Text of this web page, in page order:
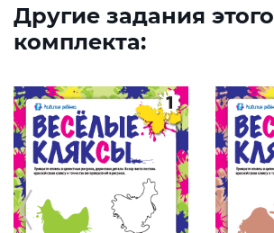
Другие задания этого
комплекта: